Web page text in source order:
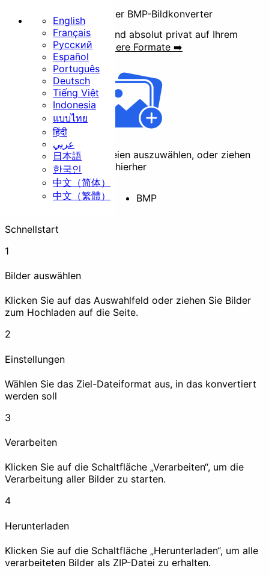
Startseite
Größe ändern Zuschneiden
Sicherheit
Zensieren
Verbessern
Animation
Professioneller BMP-Bildkonverter
BMP-Dateien im Batch und absolut privat auf Ihrem
Gerät konvertieren.
Weitere Formate ➡️
Klicken Sie hier, um Dateien auszuwählen, oder ziehen
Sie sie per Drag & Drop hierher
BMP
Schnellstart
1
Bilder auswählen
Klicken Sie auf das Auswahlfeld oder ziehen Sie Bilder
zum Hochladen auf die Seite.
2
Einstellungen
Wählen Sie das Ziel-Dateiformat aus, in das konvertiert
werden soll
3
Verarbeiten
Klicken Sie auf die Schaltfläche „Verarbeiten“, um die
Verarbeitung aller Bilder zu starten.
4
Herunterladen
Klicken Sie auf die Schaltfläche „Herunterladen“, um alle
verarbeiteten Bilder als ZIP-Datei zu erhalten.
English
Français
Русский
Español
Português
Deutsch
Tiếng Việt
Indonesia
แบบไทย
हिंदी
عربي
日本語
한국인
中文（简体）
中文（繁體）